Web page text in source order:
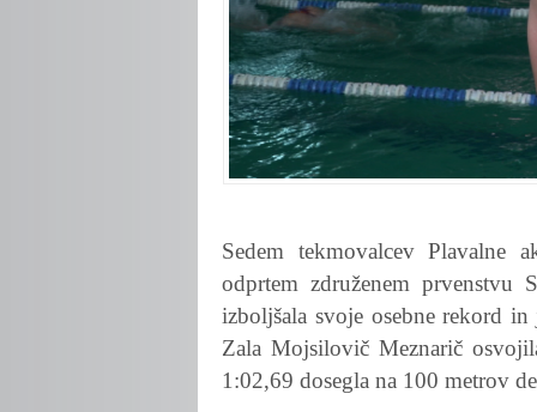
Sedem tekmovalcev Plavalne
odprtem združenem
izboljšala svoje osebne rekord
Zala Mojsilovič Meznarič
1:02,69 dosegla na 100 metrov